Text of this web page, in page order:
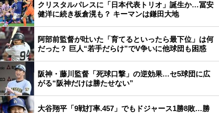
クリスタルパレスに「日本代表トリオ」誕生か…冨安
健洋に続き板倉滉も？ キーマンは鎌田大地
阿部前監督が吐いた「育てるといったら最下位」は何
だった？ 巨人“若手だらけ”でV争いに他球団も困惑
阪神・藤川監督「死球口撃」の逆効果…セ5球団に広
がる“阪神だけは勝たせない”
大谷翔平「9戦打率.457」でもドジャース1勝8敗…勝